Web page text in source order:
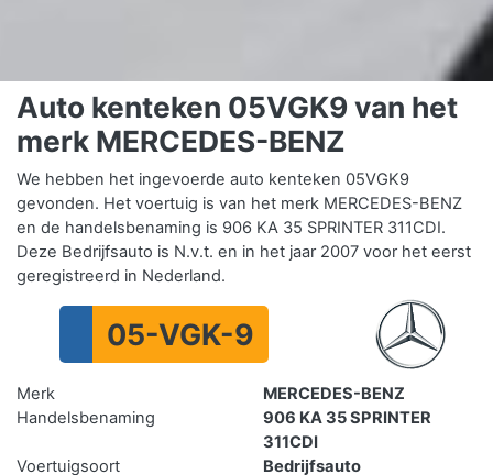
Auto kenteken 05VGK9 van het
merk MERCEDES-BENZ
We hebben het ingevoerde auto kenteken 05VGK9
gevonden. Het voertuig is van het merk MERCEDES-BENZ
en de handelsbenaming is 906 KA 35 SPRINTER 311CDI.
Deze Bedrijfsauto is N.v.t. en in het jaar 2007 voor het eerst
geregistreerd in Nederland.
05-VGK-9
Merk
MERCEDES-BENZ
Handelsbenaming
906 KA 35 SPRINTER
311CDI
Voertuigsoort
Bedrijfsauto